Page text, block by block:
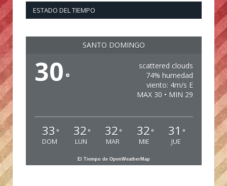
ESTADO DEL TIEMPO
SANTO DOMINGO
30 °
scattered clouds
74% humedad
viento: 4m/s E
MAX 30 • MIN 29
33 °
DOM
32 °
LUN
32 °
MAR
32 °
MIE
31 °
JUE
El Tiempo de OpenWeatherMap